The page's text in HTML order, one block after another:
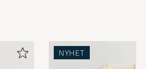
utvalgt sortiment av merkets
NYHET